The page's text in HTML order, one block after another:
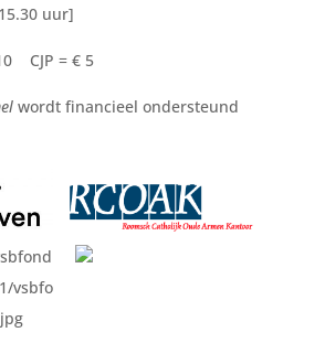
uur]
= € 5
wordt financieel ondersteund